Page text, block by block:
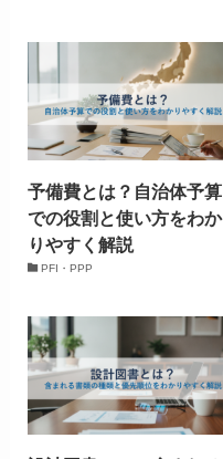
予備費とは？自治体予算
での役割と使い方をわか
りやすく解説
PFI・PPP